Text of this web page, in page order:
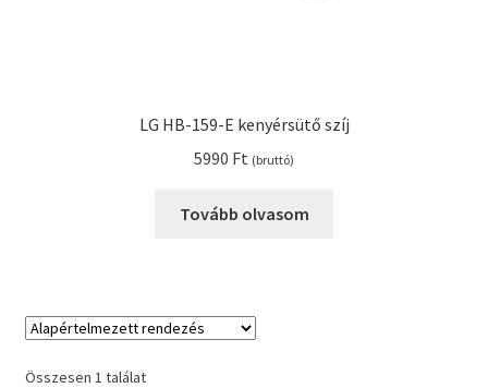
Tippek, tanácsok kenyérsütő szereléshez és
LG HB-159-E kenyérsütő szíj
5990 Ft (bruttó)
Tovább olvasom
Összesen 1 találat